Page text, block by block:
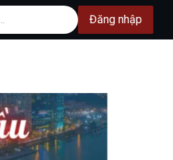
Đăng nhập